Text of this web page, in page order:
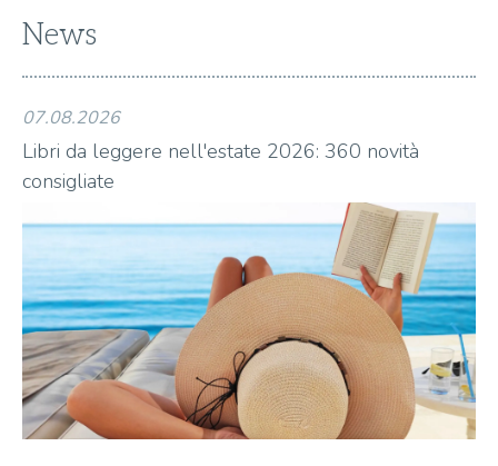
News
07.08.2026
Libri da leggere nell'estate 2026: 360 novità
consigliate